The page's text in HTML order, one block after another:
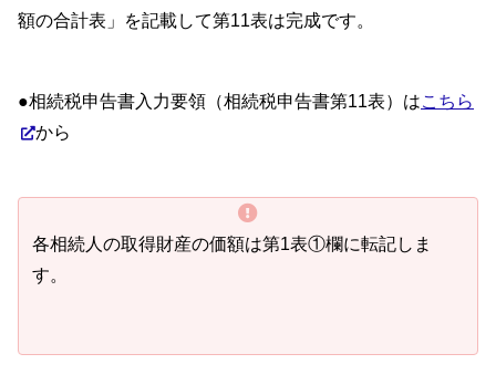
額の合計表」を記載して第11表は完成です。
●相続税申告書入力要領（相続税申告書第11表）はこちら
から
各相続人の取得財産の価額は第1表①欄に転記しま
す。